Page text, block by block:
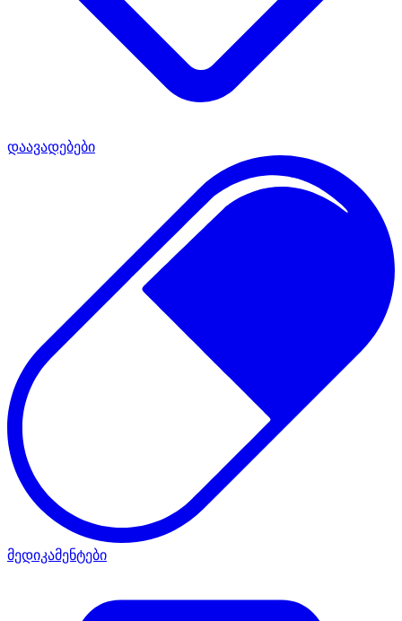
დაავადებები
მედიკამენტები